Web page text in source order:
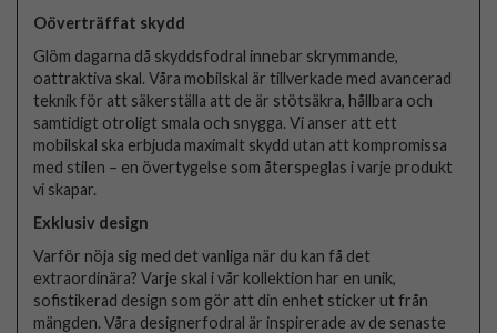
Oöverträffat skydd
Glöm dagarna då skyddsfodral innebar skrymmande,
oattraktiva skal. Våra mobilskal är tillverkade med avancerad
teknik för att säkerställa att de är stötsäkra, hållbara och
samtidigt otroligt smala och snygga. Vi anser att ett
mobilskal ska erbjuda maximalt skydd utan att kompromissa
med stilen – en övertygelse som återspeglas i varje produkt
vi skapar.
Exklusiv design
Varför nöja sig med det vanliga när du kan få det
extraordinära? Varje skal i vår kollektion har en unik,
sofistikerad design som gör att din enhet sticker ut från
mängden. Våra designerfodral är inspirerade av de senaste